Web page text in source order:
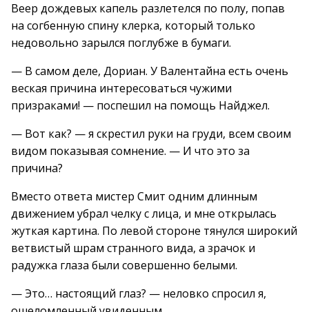
Веер дождевых капель разлетелся по полу, попав
на согбенную спину клерка, который только
недовольно зарылся поглубже в бумаги.
— В самом деле, Дориан. У Валентайна есть очень
веская причина интересоваться чужими
призраками! — поспешил на помощь Найджел.
— Вот как? — я скрестил руки на груди, всем своим
видом показывая сомнение. — И что это за
причина?
Вместо ответа мистер Смит одним длинным
движением убрал челку с лица, и мне открылась
жуткая картина. По левой стороне тянулся широкий
ветвистый шрам странного вида, а зрачок и
радужка глаза были совершенно белыми.
— Это… настоящий глаз? — неловко спросил я,